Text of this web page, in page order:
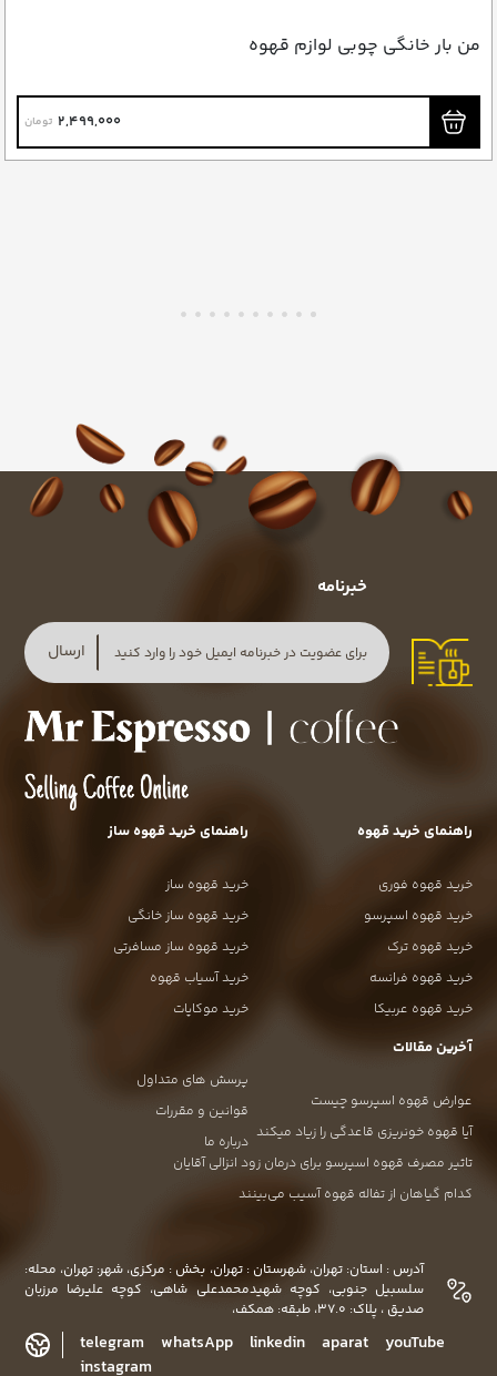
من بار خانگی چوبی لوازم قهوه
2,499,000 تومان
خبرنامه
ارسال
راهنمای خرید قهوه
خرید قهوه فوری
خرید قهوه اسپرسو
خرید قهوه ترک
خرید قهوه فرانسه
خرید قهوه عربیکا
راهنمای خرید قهوه ساز
خرید قهوه ساز
خرید قهوه ساز خانگی
خرید قهوه ساز مسافرتی
خرید آسیاب قهوه
خرید موکاپات
آخرین مقالات
عوارض قهوه اسپرسو چیست
آیا قهوه خونریزی قاعدگی را زیاد میکند
تاثیر مصرف قهوه اسپرسو برای درمان زود انزالی آقایان
کدام گیاهان از تفاله قهوه آسیب می‌بینند
پرسش های متداول
قوانین و مقررات
درباره ما
آدرس : استان: تهران، شهرستان : تهران، بخش : مرکزی، شهر: تهران، محله:
سلسبیل جنوبی، کوچه شهیدمحمدعلی شاهی، کوچه علیرضا مرزبان
صدیق ، پلاک: 37.0، طبقه: همکف،
youTube
aparat
linkedin
whatsApp
telegram
instagram